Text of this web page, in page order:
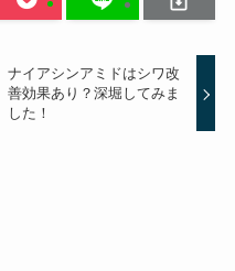
ナイアシンアミドはシワ改
善効果あり？深堀してみま
した！